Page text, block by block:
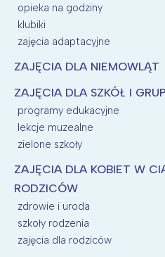
opieka na godziny
klubiki
zajęcia adaptacyjne
ZAJĘCIA DLA NIEMOWLĄT
ZAJĘCIA DLA SZKÓŁ I GRUP
programy edukacyjne
lekcje muzealne
zielone szkoły
ZAJĘCIA DLA KOBIET W
RODZICÓW
zdrowie i uroda
szkoły rodzenia
zajęcia dla rodziców